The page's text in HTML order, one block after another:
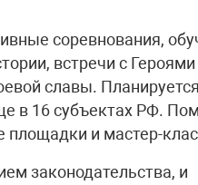
соревнования,
встречи с Героями
славы.
в 16 субъектах РФ.
площадки и мастер-
законодательства, и